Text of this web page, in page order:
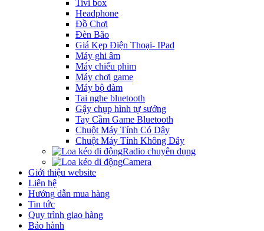
Tivi box
Headphone
Đồ Chơi
Đèn Bão
Giá Kẹp Điện Thoại- IPad
Máy ghi âm
Máy chiếu phim
Máy chơi game
Máy bộ đàm
Tai nghe bluetooth
Gậy chụp hình tự sướng
Tay Cầm Game Bluetooth
Chuột Máy Tính Có Dây
Chuột Máy Tính Không Dây
Radio chuyên dụng
Camera
Giới thiệu website
Liên hệ
Hướng dẫn mua hàng
Tin tức
Quy trình giao hàng
Bảo hành